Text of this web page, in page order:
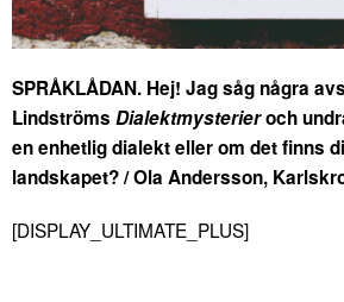
SPRÅKLÅDAN. Hej! Jag såg några
Lindströms Dialektmysterieroch
en enhetlig dialekt eller om det finns
landskapet? / Ola Andersson,
[DISPLAY_ULTIMATE_PLUS]